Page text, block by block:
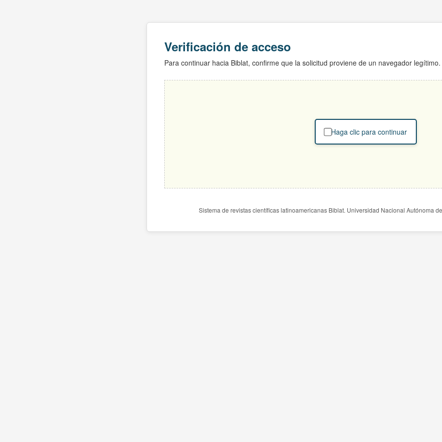
Verificación de acceso
Para continuar hacia Biblat, confirme que la solicitud proviene de un navegador legítimo.
Haga clic para continuar
Sistema de revistas científicas latinoamericanas Biblat. Universidad Nacional Autónoma